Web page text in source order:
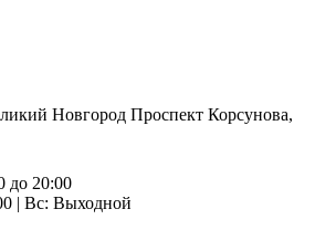
Новгород Проспект Корсунова,
до 20:00
| Вс: Выходной